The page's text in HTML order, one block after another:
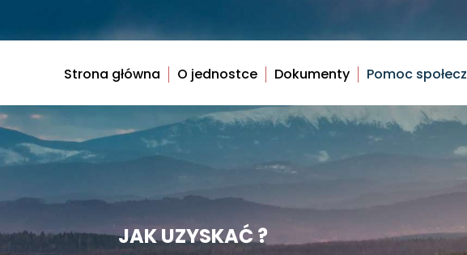
Strona główna O jednostce Dokumenty Pomoc
JAK UZYSKAĆ ?